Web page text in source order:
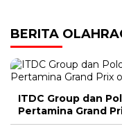
BERITA
ITDC Group dan
Pertamina Grand